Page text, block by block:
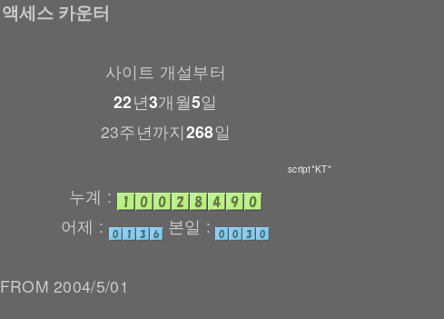
액세스 카운터
사이트 개설부터
22년3개월5일
23주년까지268일
script*KT*
누계 :
어제 :
본일 :
FROM 2004/5/01